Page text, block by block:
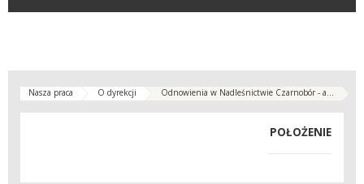
Nasza praca O dyrekcji Odnowienia w Nadleśnictwie Czarnobór - a...
POŁOŻENIE